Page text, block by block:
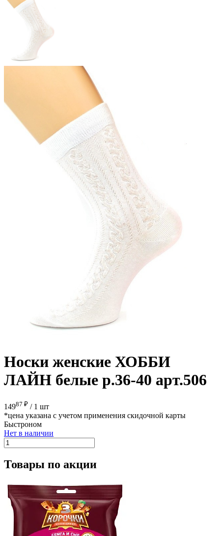
Носки женские ХОББИ
ЛАЙН белые р.36-40 арт.506
14987 ₽ / 1 шт
*цена указана с учетом применения скидочной карты
Быстроном
Нет в наличии
Товары по акции